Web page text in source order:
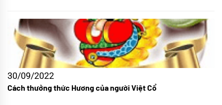
30/09/2022
Cách thưởng thức Hương của người Việt Cổ